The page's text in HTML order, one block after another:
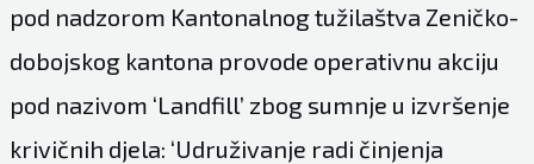
pod nadzorom Kantonalnog tužilaštva Zeničko-
dobojskog kantona provode operativnu akciju
pod nazivom ‘Landfill’ zbog sumnje u izvršenje
krivičnih djela: ‘Udruživanje radi činjenja